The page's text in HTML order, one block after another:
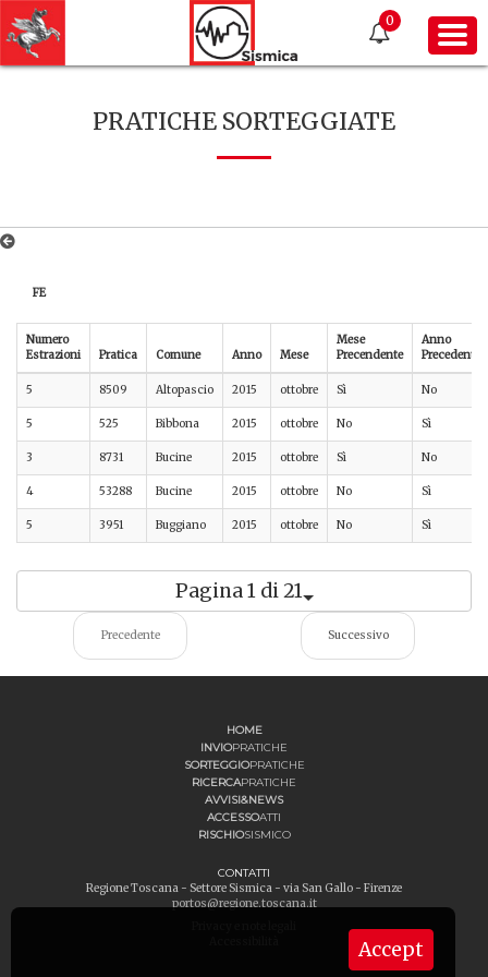
0
PRATICHE SORTEGGIATE
FE
Numero
Estrazioni
Pratica Comune Anno Mese
Mese
Precendente
Anno
Precedente
5 8509 Altopascio 2015 ottobre Sì No
5 525 Bibbona 2015 ottobre No Sì
3 8731 Bucine 2015 ottobre Sì No
4 53288 Bucine 2015 ottobre No Sì
5 3951 Buggiano 2015 ottobre No Sì
Pagina 1 di 21
Precedente Successivo
Accept
HOME
INVIOPRATICHE
SORTEGGIOPRATICHE
RICERCAPRATICHE
AVVISI&NEWS
ACCESSOATTI
RISCHIOSISMICO
CONTATTI
Regione Toscana - Settore Sismica - via San Gallo - Firenze
portos@regione.toscana.it